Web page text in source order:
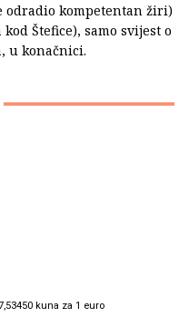
kompetentan žiri)
Štefice), samo svijest o
u konačnici.
kuna za 1 euro